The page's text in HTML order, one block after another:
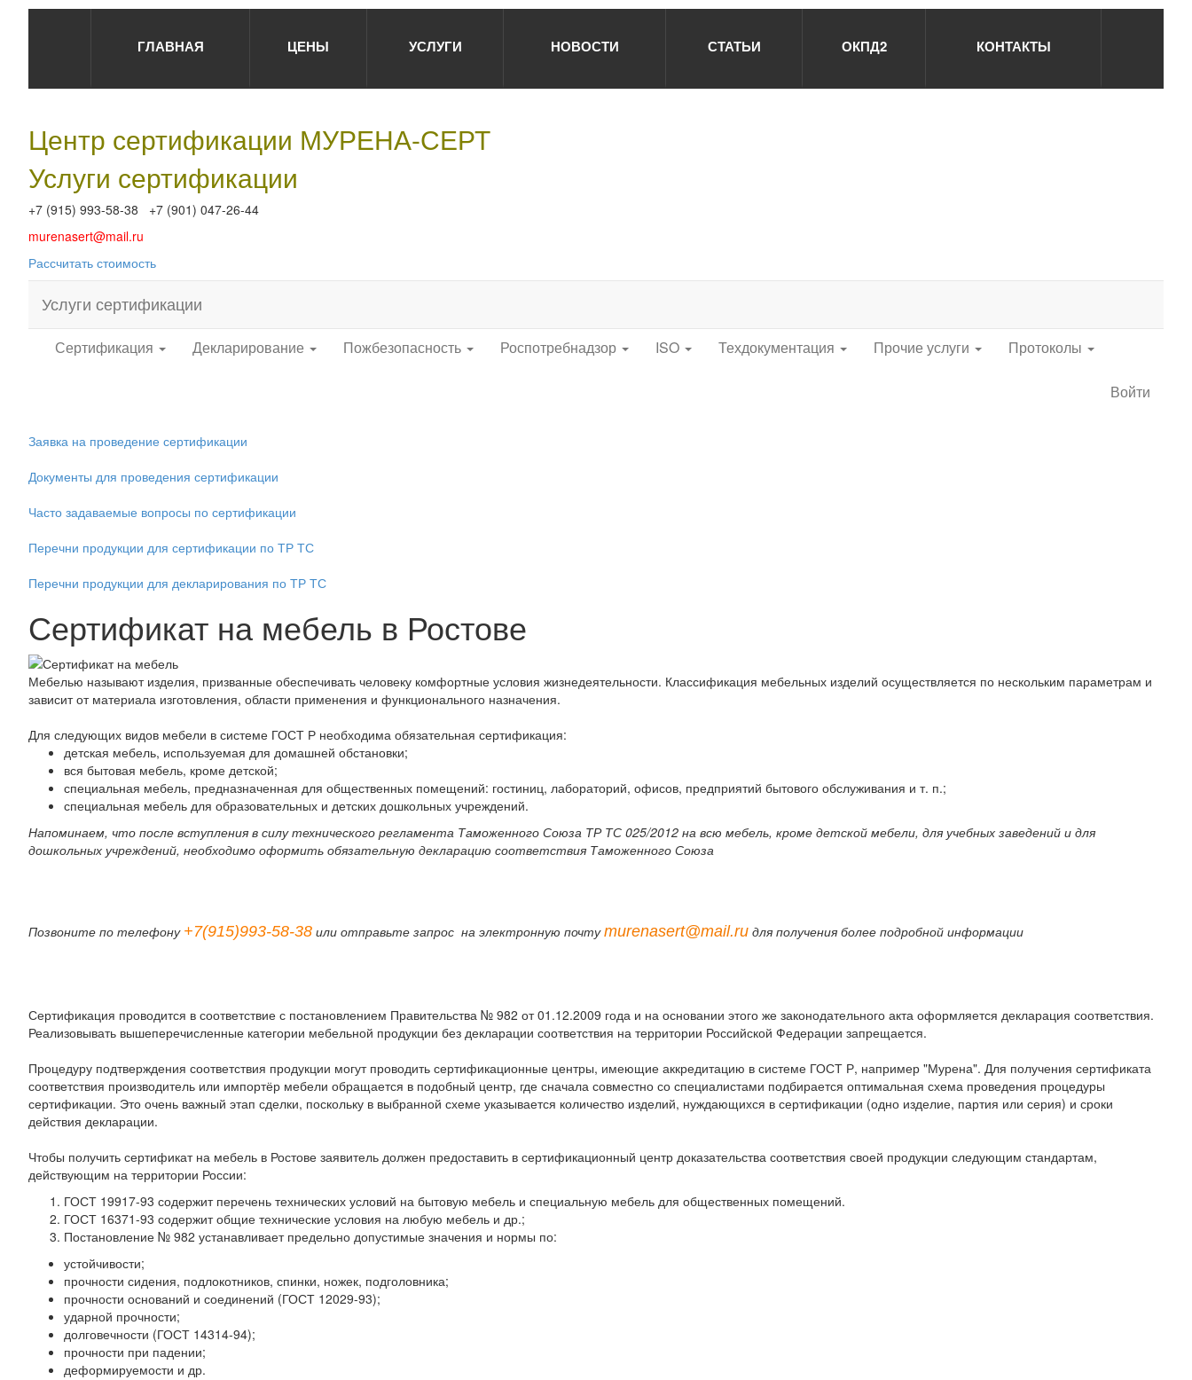
ГЛАВНАЯ ЦЕНЫ УСЛУГИ НОВОСТИ СТАТЬИ ОКПД2 КОНТАКТЫ
Центр сертификации МУРЕНА-СЕРТ
Услуги сертификации
+7 (915) 993-58-38 +7 (901) 047-26-44
murenasert@mail.ru
Рассчитать стоимость
Услуги сертификации
Сертификация Декларирование Пожбезопасность Роспотребнадзор ISO Техдокументация Прочие услуги Протоколы
Войти
Заявка на проведение сертификации
Документы для проведения сертификации
Часто задаваемые вопросы по сертификации
Перечни продукции для сертификации по ТР ТС
Перечни продукции для декларирования по ТР ТС
Сертификат на мебель в Ростове
Мебелью называют изделия, призванные обеспечивать человеку комфортные условия жизнедеятельности. Классификация мебельных изделий осуществляется по нескольким параметрам и
зависит от материала изготовления, области применения и функционального назначения.
Для следующих видов мебели в системе ГОСТ Р необходима обязательная сертификация:
детская мебель, используемая для домашней обстановки;
вся бытовая мебель, кроме детской;
специальная мебель, предназначенная для общественных помещений: гостиниц, лабораторий, офисов, предприятий бытового обслуживания и т. п.;
специальная мебель для образовательных и детских дошкольных учреждений.
Напоминаем, что после вступления в силу технического регламента Таможенного Союза ТР ТС 025/2012 на всю мебель, кроме детской мебели, для учебных заведений и для
дошкольных учреждений, необходимо оформить обязательную декларацию соответствия Таможенного Союза
Позвоните по телефону +7(915)993-58-38 или отправьте запрос на электронную почтуmurenasert@mail.ru для получения более подробной информации
Сертификация проводится в соответствие с постановлением Правительства № 982 от 01.12.2009 года и на основании этого же законодательного акта оформляется декларация соответствия.
Реализовывать вышеперечисленные категории мебельной продукции без декларации соответствия на территории Российской Федерации запрещается.
Процедуру подтверждения соответствия продукции могут проводить сертификационные центры, имеющие аккредитацию в системе ГОСТ Р, например "Мурена". Для получения сертификата
соответствия производитель или импортёр мебели обращается в подобный центр, где сначала совместно со специалистами подбирается оптимальная схема проведения процедуры
сертификации. Это очень важный этап сделки, поскольку в выбранной схеме указывается количество изделий, нуждающихся в сертификации (одно изделие, партия или серия) и сроки
действия декларации.
Чтобы получить сертификат на мебель в Ростове заявитель должен предоставить в сертификационный центр доказательства соответствия своей продукции следующим стандартам,
действующим на территории России:
ГОСТ 19917-93 содержит перечень технических условий на бытовую мебель и специальную мебель для общественных помещений.
ГОСТ 16371-93 содержит общие технические условия на любую мебель и др.;
Постановление № 982 устанавливает предельно допустимые значения и нормы по:
устойчивости;
прочности сидения, подлокотников, спинки, ножек, подголовника;
прочности оснований и соединений (ГОСТ 12029-93);
ударной прочности;
долговечности (ГОСТ 14314-94);
прочности при падении;
деформируемости и др.